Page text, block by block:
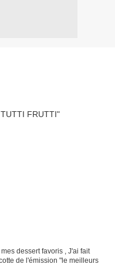
dessert favoris , J'ai fait
de l'émission "le meilleurs